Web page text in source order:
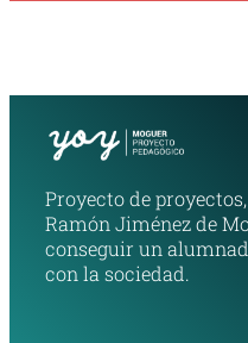
Proyecto de
Ramón Jiménez de
conseguir un
con la sociedad.